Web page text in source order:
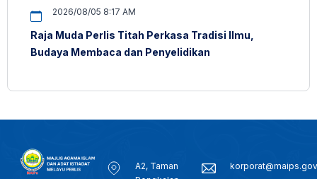
2026/08/05 8:17 AM
Raja Muda Perlis Titah Perkasa Tradisi Ilmu,
Budaya Membaca dan Penyelidikan
A2, Taman